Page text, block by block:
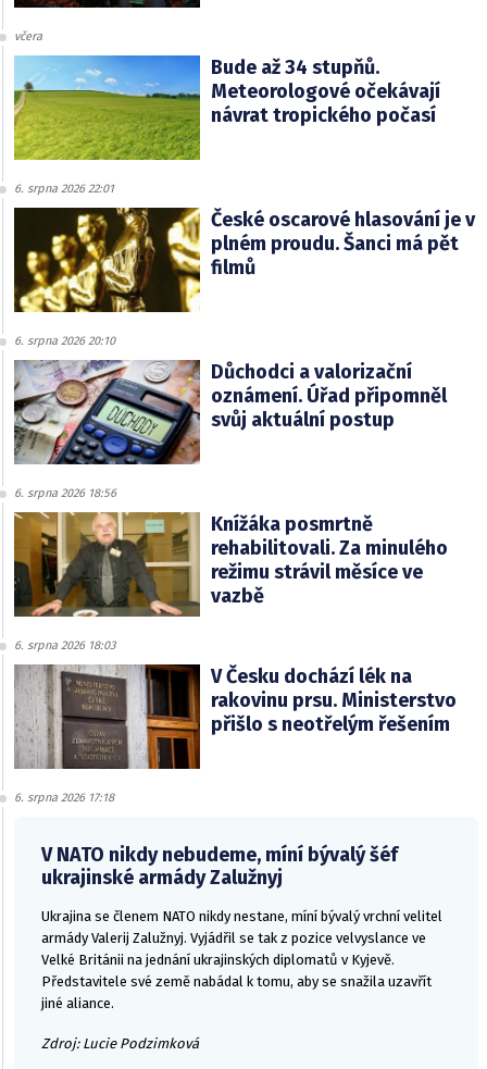
včera
Bude až 34 stupňů.
Meteorologové očekávají
návrat tropického počasí
6. srpna 2026 22:01
České oscarové hlasování je v
plném proudu. Šanci má pět
filmů
6. srpna 2026 20:10
Důchodci a valorizační
oznámení. Úřad připomněl
svůj aktuální postup
6. srpna 2026 18:56
Knížáka posmrtně
rehabilitovali. Za minulého
režimu strávil měsíce ve
vazbě
6. srpna 2026 18:03
V Česku dochází lék na
rakovinu prsu. Ministerstvo
přišlo s neotřelým řešením
6. srpna 2026 17:18
V NATO nikdy nebudeme, míní bývalý šéf
ukrajinské armády Zalužnyj
Ukrajina se členem NATO nikdy nestane, míní bývalý vrchní velitel
armády Valerij Zalužnyj. Vyjádřil se tak z pozice velvyslance ve
Velké Británii na jednání ukrajinských diplomatů v Kyjevě.
Představitele své země nabádal k tomu, aby se snažila uzavřít
jiné aliance.
Zdroj: Lucie Podzimková